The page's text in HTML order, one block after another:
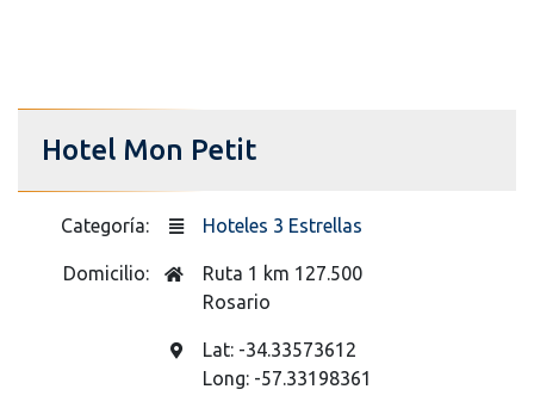
Hotel Mon Petit
Categoría: Hoteles 3 Estrellas
Domicilio:
Ruta 1 km 127.500
Rosario
Lat: -34.33573612
Long: -57.33198361